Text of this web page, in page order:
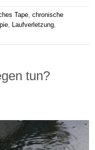
Tape, chronische
, Laufverletzung,
tun?